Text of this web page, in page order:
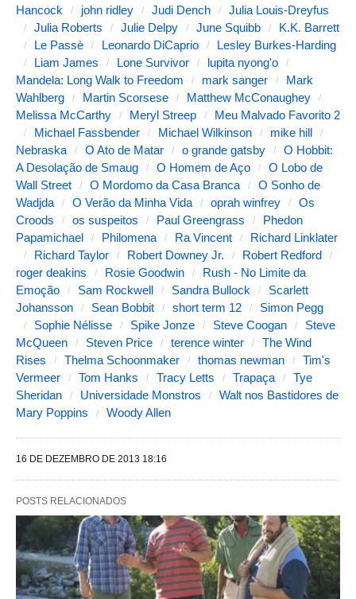
n
ú
d
a
b
a
i
o
.
Hancock
john ridley Judi Dench
Julia Louis-Dreyfus
Julia Roberts
Julie Delpy June Squibb
K.K. Barrett
Le Passè
Leonardo DiCaprio
Lesley Burkes-Harding
Liam James
Lone Survivor
lupita nyong'o
Mandela: Long Walk to Freedom
mark sanger
Mark
Wahlberg
Martin Scorsese
Matthew McConaughey
Melissa McCarthy
Meryl Streep
Meu Malvado Favorito 2
Michael Fassbender
Michael Wilkinson
mike hill
Nebraska
O Ato de Matar o grande gatsby
O Hobbit:
A Desolação de Smaug
O Homem de Aço
O Lobo de
Wall Street
O Mordomo da Casa Branca
O Sonho de
Wadjda
O Verão da Minha Vida oprah winfrey
Os
Croods
os suspeitos Paul Greengrass
Phedon
Papamichael
Philomena Ra Vincent
Richard Linklater
Richard Taylor
Robert Downey Jr.
Robert Redford
roger deakins
Rosie Goodwin
Rush - No Limite da
Emoção
Sam Rockwell Sandra Bullock
Scarlett
Johansson
Sean Bobbit short term 12
Simon Pegg
Sophie Nélisse
Spike Jonze Steve Coogan
Steve
McQueen
Steven Price terence winter
The Wind
Rises
Thelma Schoonmaker thomas newman
Tim's
Vermeer
Tom Hanks Tracy Letts Trapaça
Tye
Sheridan
Universidade Monstros
Walt nos Bastidores de
Mary Poppins
Woody Allen
16 DE DEZEMBRO DE 2013 18:16
POSTS RELACIONADOS